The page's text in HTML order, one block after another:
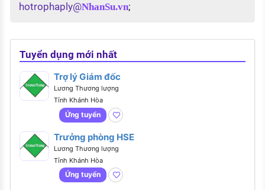
hotrophaply@NhanSu.vn;
Tuyển dụng mới nhất
Trợ lý Giám đốc
Lương Thương lượng
Tỉnh Khánh Hòa
Ứng tuyển
Trưởng phòng HSE
Lương Thương lượng
Tỉnh Khánh Hòa
Ứng tuyển